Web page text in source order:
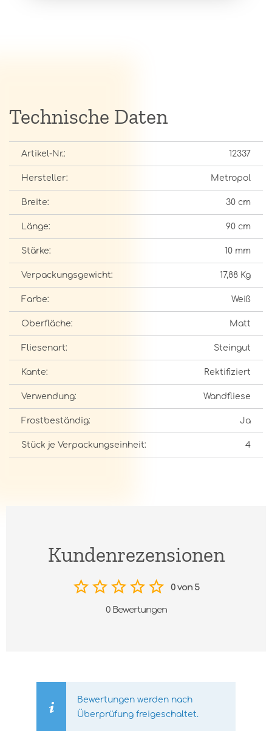
Technische Daten
Artikel-Nr.: 12337
Hersteller: Metropol
Breite: 30 cm
Länge: 90 cm
Stärke: 10 mm
Verpackungsgewicht: 17,88 Kg
Farbe: Weiß
Oberfläche: Matt
Fliesenart: Steingut
Kante: Rektifiziert
Verwendung: Wandfliese
Frostbeständig: Ja
Stück je Verpackungseinheit: 4
Kundenrezensionen
0 von 5
0 Bewertungen
Bewertungen werden nach
Überprüfung freigeschaltet.